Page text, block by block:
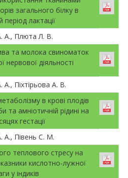
загального білку в
період лактації
А., Плюта Л. В.
та молока свиноматок
нервової діяльності
Піхтірьова А. В.
в крові плодів
та амніотичній рідині на
гестації
А., Півень С. М.
теплового стресу на
кислотно-лужної
у індиків